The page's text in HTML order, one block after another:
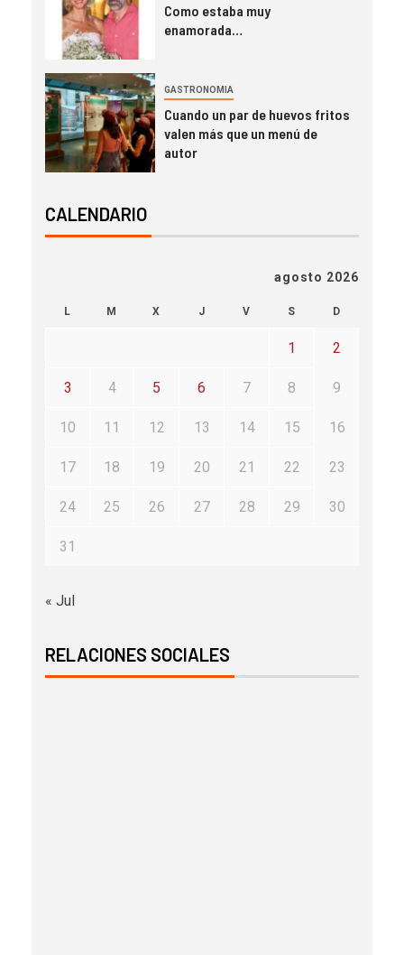
Como estaba muy
enamorada…
GASTRONOMIA
Cuando un par de huevos fritos
valen más que un menú de
autor
CALENDARIO
agosto 2026
L M X J V S D
1 2
3 4 5 6 7 8 9
10 11 12 13 14 15 16
17 18 19 20 21 22 23
24 25 26 27 28 29 30
31
« Jul
RELACIONES SOCIALES